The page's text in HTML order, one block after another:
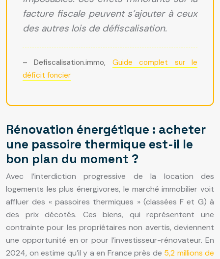
facture fiscale peuvent s’ajouter à ceux
des autres lois de défiscalisation.
– Defiscalisation.immo, Guide complet sur le
déficit foncier
Rénovation énergétique : acheter
une passoire thermique est-il le
bon plan du moment ?
Avec l’interdiction progressive de la location des
logements les plus énergivores, le marché immobilier voit
affluer des « passoires thermiques » (classées F et G) à
des prix décotés. Ces biens, qui représentent une
contrainte pour les propriétaires non avertis, deviennent
une opportunité en or pour l’investisseur-rénovateur. En
2024, on estime qu’il y a en France près de 5,2 millions de